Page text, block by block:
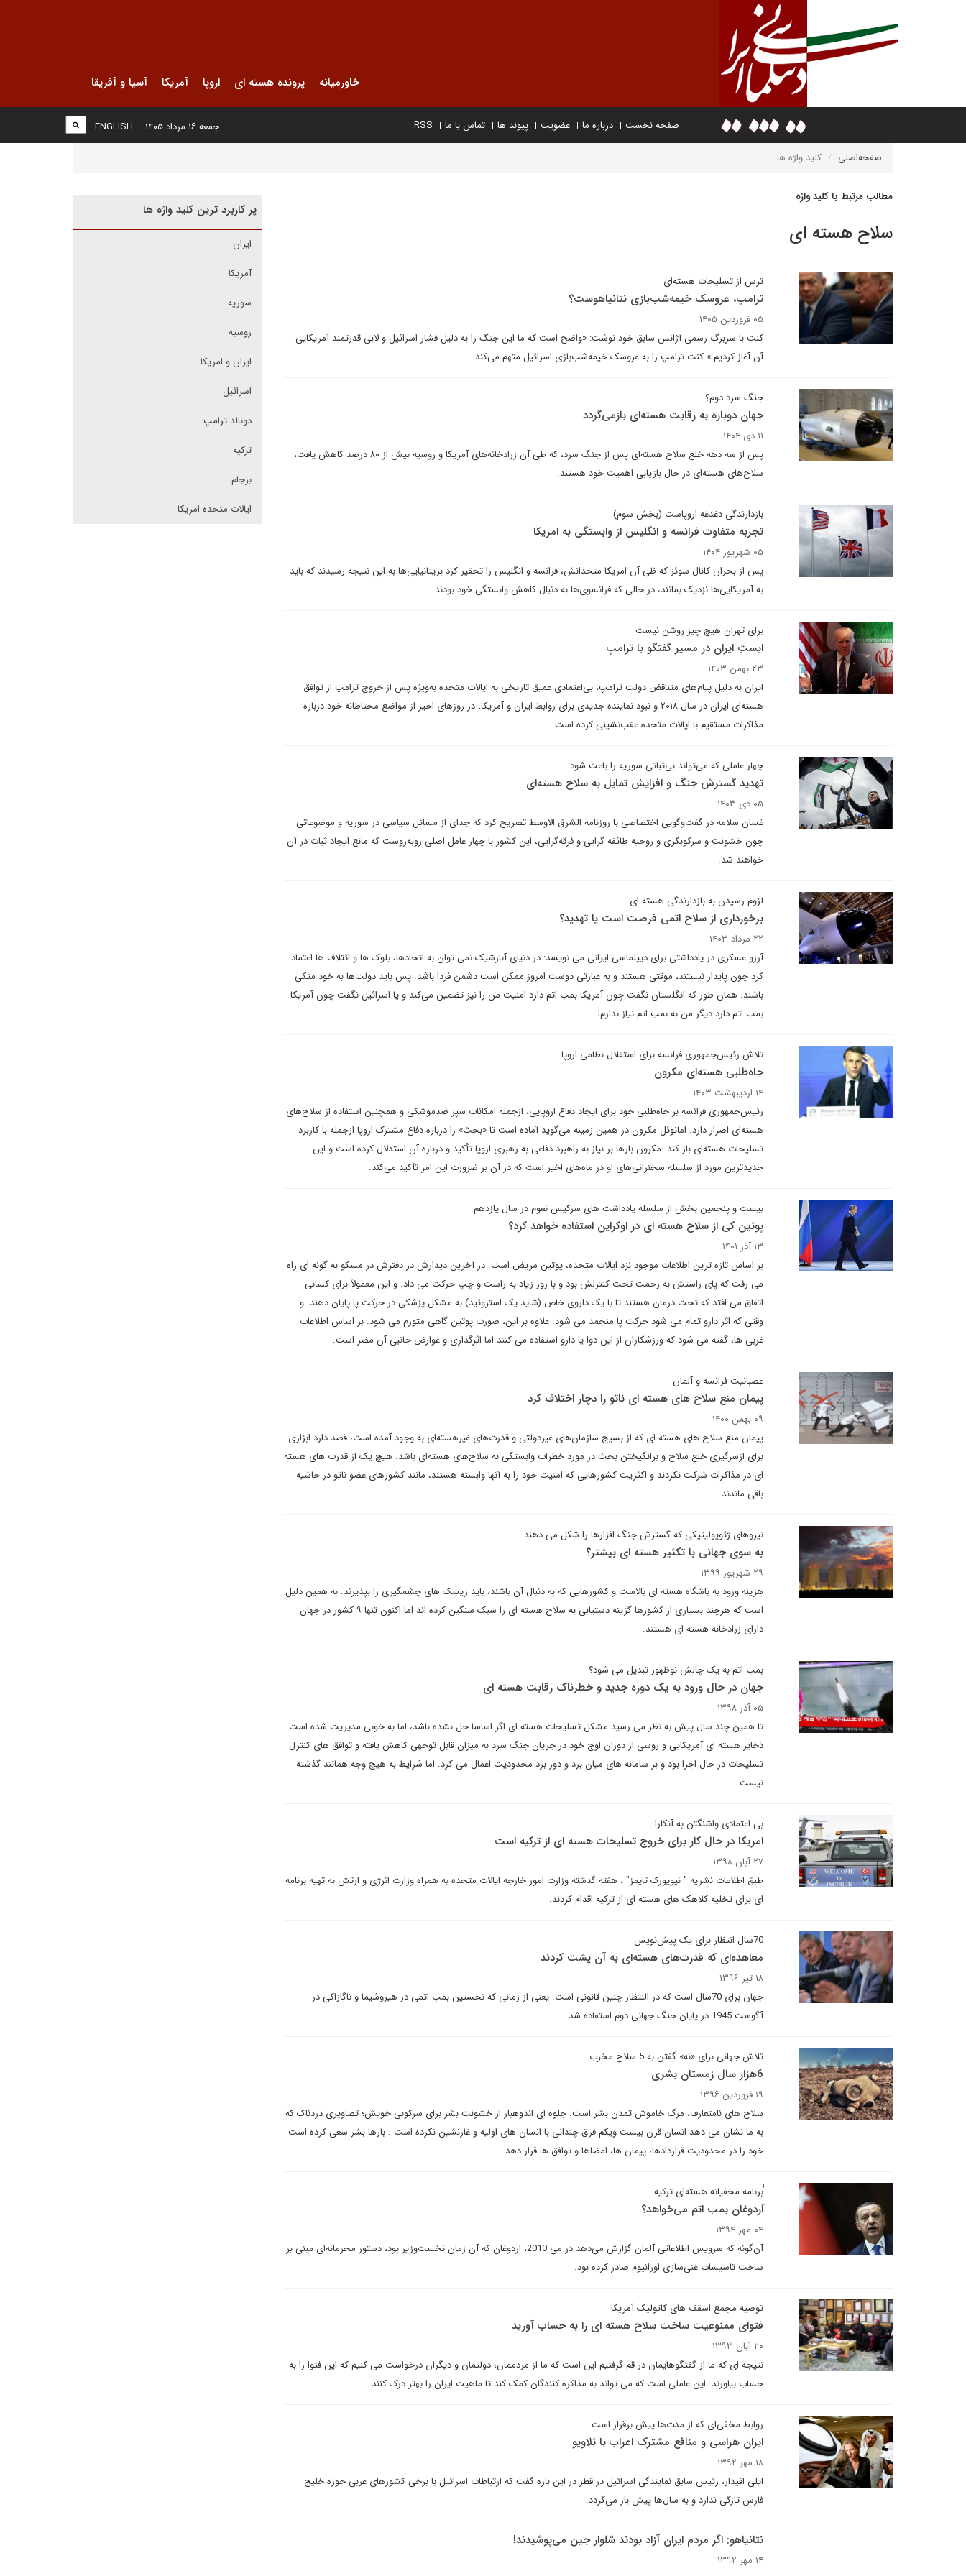
خاورمیانه پرونده هسته ای اروپا آمریکا آسیا و آفریقا
صفحه نخست درباره ما عضویت پیوند ها تماس با ما RSS
ENGLISH جمعه ۱۶ مرداد ۱۴۰۵
صفحه‌اصلی کلید واژه ها
مطالب مرتبط با کلید واژه
سلاح هسته ای
ترس از تسلیحات هسته‌ای
ترامپ، عروسک خیمه‌شب‌بازی نتانیاهوست؟
۰۵ فروردین ۱۴۰۵
کنت با سربرگ رسمی آژانس سابق خود نوشت: «واضح است که ما این جنگ را به دلیل فشار اسرائیل و لابی قدرتمند آمریکایی
آن آغاز کردیم.» کنت ترامپ را به عروسک خیمه‌شب‌بازی اسرائیل متهم می‌کند.
جنگ سرد دوم؟
جهان دوباره به رقابت هسته‌ای بازمی‌گردد
۱۱ دی ۱۴۰۴
پس از سه دهه خلع سلاح هسته‌ای پس از جنگ سرد، که طی آن زرادخانه‌های آمریکا و روسیه بیش از ۸۰ درصد کاهش یافت،
سلاح‌های هسته‌ای در حال بازیابی اهمیت خود هستند.
بازدارندگی دغدغه اروپاست (بخش سوم)
تجربه متفاوت فرانسه و انگلیس از وابستگی به امریکا
۰۵ شهریور ۱۴۰۴
پس از بحران کانال سوئز که ظی آن امریکا متحدانش، فرانسه و انگلیس را تحقیر کرد بریتانیایی‌ها به این نتیجه رسیدند که باید
به آمریکایی‌ها نزدیک بمانند، در حالی که فرانسوی‌ها به دنبال کاهش وابستگی خود بودند.
برای تهران هیچ چیز روشن نیست
ایستِ ایران در مسیر گفتگو با ترامپ
۲۳ بهمن ۱۴۰۳
ایران به دلیل پیام‌های متناقض دولت ترامپ، بی‌اعتمادی عمیق تاریخی به ایالات متحده به‌ویژه پس از خروج ترامپ از توافق
هسته‌ای ایران در سال ۲۰۱۸ و نبود نماینده جدیدی برای روابط ایران و آمریکا، در روزهای اخیر از مواضع محتاطانه خود درباره
مذاکرات مستقیم با ایالات متحده عقب‌نشینی کرده است.
چهار عاملی که می‌تواند بی‌ثباتی سوریه را باعث شود
تهدید گسترش جنگ و افزایش تمایل به سلاح هسته‌ای
۰۵ دی ۱۴۰۳
غسان سلامه در گفت‌وگویی اختصاصی با روزنامه الشرق الاوسط تصریح کرد که جدای از مسائل سیاسی در سوریه و موضوعاتی
چون خشونت و سرکوبگری و روحیه طائفه گرایی و فرقه‌گرایی، این کشور با چهار عامل اصلی روبه‌روست که مانع ایجاد ثبات در آن
خواهند شد.
لزوم رسیدن به بازدارندگی هسته ای
برخورداری از سلاح اتمی فرصت است یا تهدید؟
۲۲ مرداد ۱۴۰۳
آرزو عسکری در یادداشتی برای دیپلماسی ایرانی می نویسد: در دنیای آنارشیک نمی توان به اتحادها، بلوک ها و ائتلاف ها اعتماد
کرد چون پایدار نیستند، موقتی هستند و به عبارتی دوست امروز ممکن است دشمن فردا باشد. پس باید دولت‌ها به خود متکی
باشند. همان طور که انگلستان نگفت چون آمریکا بمب اتم دارد امنیت من را نیز تضمین می‌کند و یا اسرائیل نگفت چون آمریکا
بمب اتم دارد دیگر من به بمب اتم نیاز ندارم!
تلاش رئیس‌جمهوری فرانسه برای استقلال نظامی اروپا
جاه‌طلبی هسته‌ای مکرون
۱۴ اردیبهشت ۱۴۰۳
رئیس‌جمهوری فرانسه بر جاه‌طلبی خود برای ایجاد دفاع اروپایی، از‌جمله امکانات سپر ضدموشکی و همچنین استفاده از سلاح‌های
هسته‌ای اصرار دارد. امانوئل مکرون در همین زمینه می‌گوید آماده است تا «بحث» را درباره دفاع مشترک اروپا ازجمله با کاربرد
تسلیحات هسته‌ای باز کند. مکرون بارها بر نیاز به راهبرد دفاعی به رهبری اروپا تأکید و درباره آن استدلال کرده است و این
جدیدترین مورد از سلسله سخنرانی‌های او در ماه‌های اخیر است که در آن بر ضرورت این امر تأکید می‌کند.
بیست و پنجمین بخش از سلسله یادداشت های سرکیس نعوم در سال یازدهم
پوتین کی از سلاح هسته ای در اوکراین استفاده خواهد کرد؟
۱۳ آذر ۱۴۰۱
بر اساس تازه ترین اطلاعات موجود نزد ایالات متحده، پوتین مریض است. در آخرین دیدارش در دفترش در مسکو به گونه ای راه
می رفت که پای راستش به زحمت تحت کنترلش بود و با زور زیاد به راست و چپ حرکت می داد. و این معمولاً برای کسانی
اتفاق می افتد که تحت درمان هستند تا با یک داروی خاص (شاید یک استروئید) به مشکل پزشکی در حرکت پا پایان دهند. و
وقتی که اثر دارو تمام می شود حرکت پا منجمد می شود. علاوه بر این، صورت پوتین گاهی متورم می شود. بر اساس اطلاعات
غربی ها، گفته می شود که ورزشکاران از این دوا یا دارو استفاده می کنند اما اثرگذاری و عوارض جانبی آن مضر است.
عصبانیت فرانسه و آلمان
پیمان منع سلاح های هسته ای ناتو را دچار اختلاف کرد
۰۹ بهمن ۱۴۰۰
پیمان منع سلاح های هسته ای که از بسیج سازمان‌های غیردولتی و قدرت‌های غیرهسته‌ای به وجود آمده است، قصد دارد ابزاری
برای ازسرگیری خلع سلاح و برانگیختن بحث در مورد خطرات وابستگی به سلاح‌های هسته‌ای باشد. هیچ یک از قدرت های هسته
ای در مذاکرات شرکت نکردند و اکثریت کشورهایی که امنیت خود را به آنها وابسته هستند، مانند کشورهای عضو ناتو در حاشیه
باقی ماندند.
نیروهای ژئوپولیتیکی که گسترش جنگ افزارها را شکل می دهند
به سوی جهانی با تکثیر هسته ای بیشتر؟
۲۹ شهریور ۱۳۹۹
هزینه ورود به باشگاه هسته ای بالاست و کشورهایی که به دنبال آن باشند، باید ریسک های چشمگیری را بپذیرند. به همین دلیل
است که هرچند بسیاری از کشورها گزینه دستیابی به سلاح هسته ای را سبک سنگین کرده اند اما اکنون تنها ۹ کشور در جهان
دارای زرادخانه هسته ای هستند.
بمب اتم به یک چالش نوظهور تبدیل می شود؟
جهان در حال ورود به یک دوره جدید و خطرناک رقابت هسته ای
۰۵ آذر ۱۳۹۸
تا همین چند سال پیش به نظر می رسید مشکل تسلیحات هسته ای اگر اساسا حل نشده باشد، اما به خوبی مدیریت شده است.
ذخایر هسته ای آمریکایی و روسی از دوران اوج خود در جریان جنگ سرد به میزان قابل توجهی کاهش یافته و توافق های کنترل
تسلیحات در حال اجرا بود و بر سامانه های میان برد و دور برد محدودیت اعمال می کرد. اما شرایط به هیچ وجه همانند گذشته
نیست.
بی اعتمادی واشنگتن به آنکارا
امریکا در حال کار برای خروج تسلیحات هسته ای از ترکیه است
۲۷ آبان ۱۳۹۸
طبق اطلاعات نشریه " نیویورک تایمز" ، هفته گذشته وزارت امور خارجه ایالات متحده به همراه وزارت انرژی و ارتش به تهیه برنامه
ای برای تخلیه کلاهک های هسته ای از ترکیه اقدام کردند.
70سال انتظار برای یک پیش‌نویس
معاهده‌ای که قدرت‌های هسته‌ای به آن پشت کردند
۱۸ تیر ۱۳۹۶
جهان برای 70سال است که در النتظار چنین قانونی است. یعنی از زمانی که نخستین بمب اتمی در هیروشیما و ناگازاکی در
آگوست 1945 در پایان جنگ جهانی دوم استفاده شد.
تلاش جهانی برای «نه» گفتن به 5 سلاح مخرب
6هزار سال زمستان بشری
۱۹ فروردین ۱۳۹۶
سلاح های نامتعارف، مرگ خاموش تمدن بشر است. جلوه ای اندوهبار از خشونت بشر برای سرکوبی خویش؛ تصاویری دردناک که
به ما نشان می دهد انسان قرن بیست ویکم فرق چندانی با انسان های اولیه و غارنشین نکرده است . بارها بشر سعی کرده است
خود را در محدودیت قراردادها، پیمان ها، امضاها و توافق ها قرار دهد.
ٰٰبرنامه مخفیانه هسته‌ای ترکیه
ٓاردوغان بمب اتم می‌خواهد؟
۰۴ مهر ۱۳۹۴
آن‌گونه که سرویس اطلاعاتی آلمان گزارش می‌دهد در می 2010، اردوغان که آن زمان نخست‌وزیر بود، دستور محرمانه‌ای مبنی بر
ساخت تاسیسات غنی‌سازی اورانیوم صادر کرده بود.
توصیه مجمع اسقف های کاتولیک آمریکا
فتوای ممنوعیت ساخت سلاح هسته ای را به حساب آورید
۲۰ آبان ۱۳۹۳
نتیجه ای که ما از گفتگوهایمان در قم گرفتیم این است که ما از مردممان، دولتمان و دیگران درخواست می کنیم که این فتوا را به
حساب بیاورند. این عاملی است که می تواند به مذاکره کنندگان کمک کند تا ماهیت ایران را بهتر درک کنند
روابط مخفی‌ای که از مدت‌ها پیش برقرار است
ایران هراسی و منافع مشترک اعراب با تلاویو
۱۸ مهر ۱۳۹۲
ایلی افیدار، رئیس سابق نمایندگی اسرائیل در قطر در این باره گفت که ارتباطات اسرائیل با برخی کشورهای عربی حوزه خلیج
فارس تازگی ندارد و به سال‌ها پیش باز می‌گردد.
نتانیاهو: اگر مردم ایران آزاد بودند شلوار جین می‌پوشیدند!
۱۴ مهر ۱۳۹۲
پر کاربرد ترین کلید واژه ها
ایران
آمریکا
سوریه
روسیه
ایران و امریکا
اسرائیل
دونالد ترامپ
ترکیه
برجام
ایالات متحده امریکا